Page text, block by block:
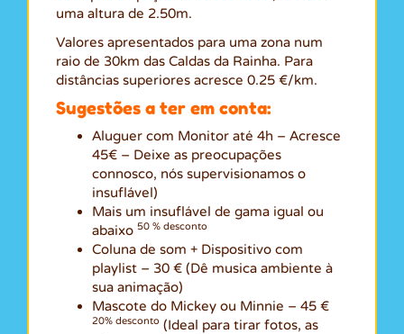
uma altura de 2.50m.
Valores apresentados para uma zona num
raio de 30km das Caldas da Rainha. Para
distâncias superiores acresce 0.25 €/km.
Sugestões a ter em conta:
Aluguer com Monitor até 4h – Acresce
45€ – Deixe as preocupações
connosco, nós supervisionamos o
insuflável)
Mais um insuflável de gama igual ou
abaixo 50 % desconto
Coluna de som + Dispositivo com
playlist – 30 € (Dê musica ambiente à
sua animação)
Mascote do Mickey ou Minnie – 45 €
20% desconto (Ideal para tirar fotos, as